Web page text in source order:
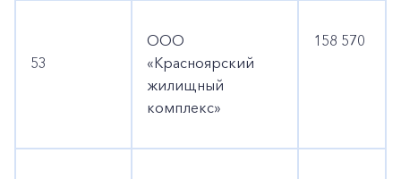
53
ООО
«Красноярский
жилищный
комплекс»
158 570